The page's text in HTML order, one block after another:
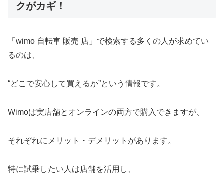
クがカギ！
「wimo 自転車 販売 店」で検索する多くの人が求めてい
るのは、
“どこで安心して買えるか”という情報です。
Wimoは実店舗とオンラインの両方で購入できますが、
それぞれにメリット・デメリットがあります。
特に試乗したい人は店舗を活用し、